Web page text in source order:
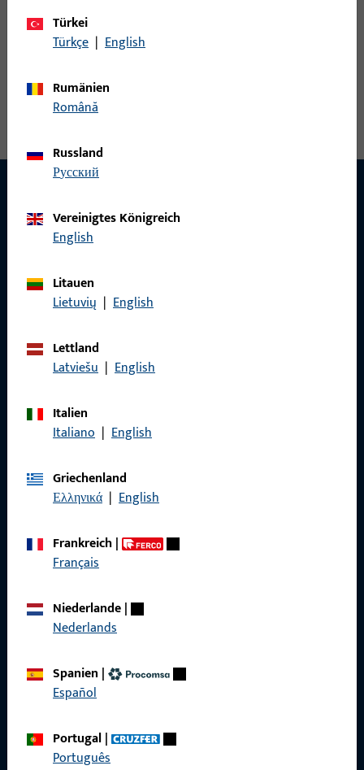
mm, Gesamtlänge 232,5 mm, Nutlage 10 mm, Austauschstück
Ja, Öffnungsrichtung Anschlag Rechts
KONTAKT
Haben Sie Fragen oder wünschen Sie persönliche Beratung?
zuverlässig.
Rufen Sie uns an
Türkei
Türkçe | English
Rumänien
Română
Russland
русский
Vereinigtes Königreich
English
Litauen
Lietuvių | English
Lettland
Latviešu | English
Italien
Italiano | English
Griechenland
Ελληνικά | English
Frankreich|
Français
Niederlande|
Nederlands
Spanien |
Español
Portugal|
Português
Allgemeines
Schnelleinstieg